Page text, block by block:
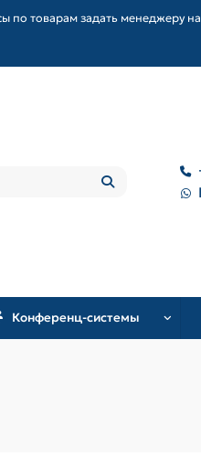
по товарам задать менеджеру
Конференц-системы